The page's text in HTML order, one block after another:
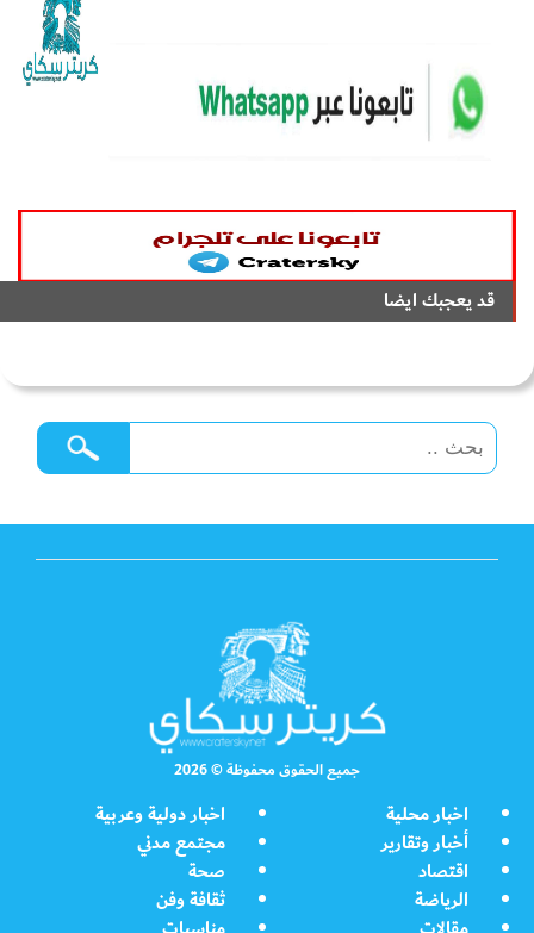
قد يعجبك ايضا
جميع الحقوق محفوظة © 2026
اخبار محلية
اخبار دولية وعربية
أخبار وتقارير
مجتمع مدني
اقتصاد
صحة
الرياضة
ثقافة وفن